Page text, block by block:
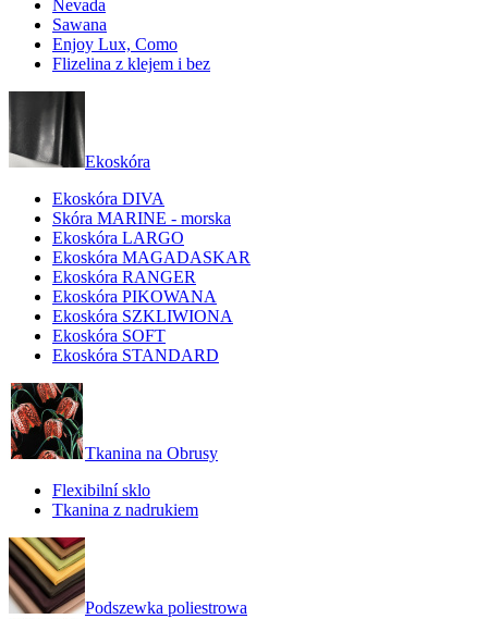
Nevada
Sawana
Enjoy Lux, Como
Flizelina z klejem i bez
Ekoskóra
Ekoskóra DIVA
Skóra MARINE - morska
Ekoskóra LARGO
Ekoskóra MAGADASKAR
Ekoskóra RANGER
Ekoskóra PIKOWANA
Ekoskóra SZKLIWIONA
Ekoskóra SOFT
Ekoskóra STANDARD
Tkanina na Obrusy
Flexibilní sklo
Tkanina z nadrukiem
Podszewka poliestrowa